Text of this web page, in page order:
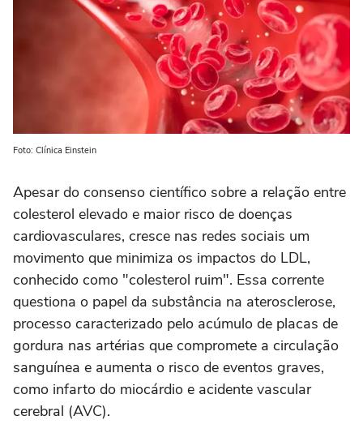
Foto: Clínica Einstein
Apesar do consenso científico sobre a relação entre
colesterol elevado e maior risco de doenças
cardiovasculares, cresce nas redes sociais um
movimento que minimiza os impactos do LDL,
conhecido como "colesterol ruim". Essa corrente
questiona o papel da substância na aterosclerose,
processo caracterizado pelo acúmulo de placas de
gordura nas artérias que compromete a circulação
sanguínea e aumenta o risco de eventos graves,
como infarto do miocárdio e acidente vascular
cerebral (AVC).